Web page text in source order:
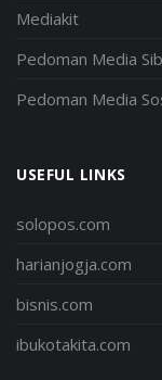
Mediakit
Pedoman Media
Pedoman Media
USEFUL LINKS
solopos.com
harianjogja.com
bisnis.com
ibukotakita.com